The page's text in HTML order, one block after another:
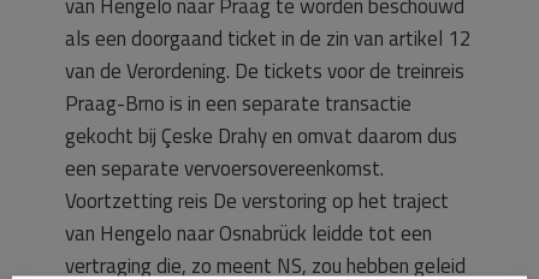
als een doorgaand ticket in de zin van artikel 12
van de Verordening. De tickets voor de treinreis
Praag-Brno is in een separate transactie
gekocht bij Çeske Drahy en omvat daarom dus
een separate vervoersovereenkomst.
Voortzetting reis De verstoring op het traject
van Hengelo naar Osnabrück leidde tot een
vertraging die, zo meent NS, zou hebben geleid